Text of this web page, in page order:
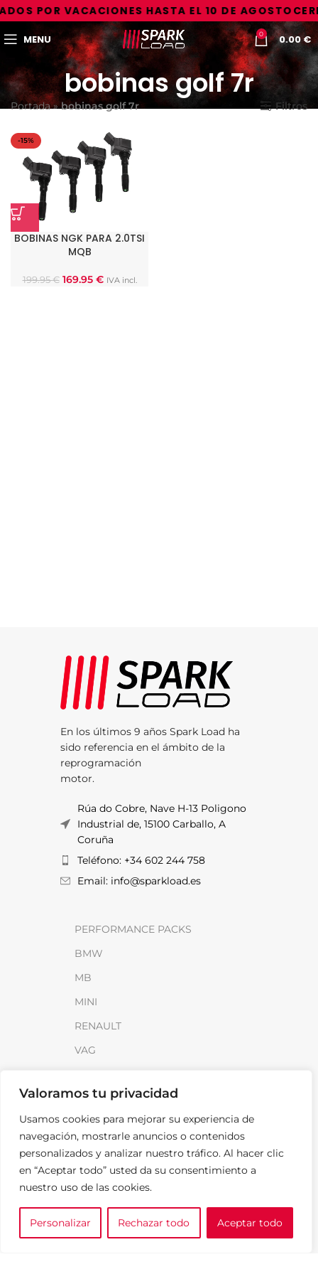
Valoramos tu privacidad
Usamos cookies para mejorar su experiencia de
navegación, mostrarle anuncios o contenidos
personalizados y analizar nuestro tráfico. Al hacer clic
en “Aceptar todo” usted da su consentimiento a
nuestro uso de las cookies.
Personalizar Rechazar todo Aceptar todo
POR VACACIONES HASTA EL 10 DE AGOSTO
MENU 0 0.00€
bobinas golf 7r
Portada»bobinas golf 7r Filtros
-15%
BOBINAS NGK PARA 2.0TSI
MQB
199.95€ 169.95 € IVA incl.
En los últimos 9 años Spark Load ha
sido referencia en el ámbito de la
reprogramación
motor.
Rúa do Cobre, Nave H-13 Poligono
Industrial de, 15100 Carballo, A
Coruña
Teléfono: +34 602 244 758
Email: info@sparkload.es
PERFORMANCE PACKS
BMW
MB
MINI
RENAULT
VAG
INFORMACIÓN
Sobre SparkLoad
Distribuidores
FAQ
Contacto
Noticias
0